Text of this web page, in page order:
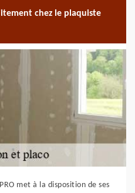
chez le plaquiste
met à la disposition de ses